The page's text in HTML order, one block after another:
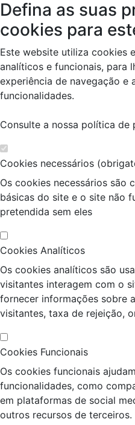
Defina as suas
cookies para
Este website utiliza cookies
analíticos e funcionais, para
experiência de navegação e
funcionalidades.
Consulte a nossa política de
Cookies necessários
Os cookies necessários são
básicas do site e o site não
pretendida sem eles
Cookies Analíticos
Os cookies analíticos são
visitantes interagem com o
fornecer informações sobre
visitantes, taxa de rejeição,
Cookies Funcionais
Os cookies funcionais
funcionalidades, como
em plataformas de social
outros recursos de terceiros.